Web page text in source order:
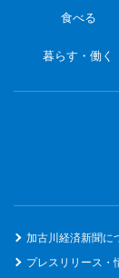
食べる
暮らす・働く
加古川経済新聞に
プレスリリース・